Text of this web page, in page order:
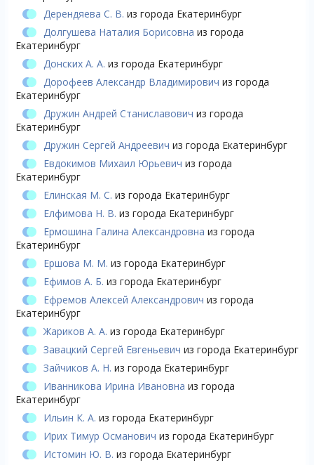
Дерендяева С. В. из города Екатеринбург
Долгушева Наталия Борисовна из города
Екатеринбург
Донских А. А. из города Екатеринбург
Дорофеев Александр Владимирович из города
Екатеринбург
Дружин Андрей Станиславович из города
Екатеринбург
Дружин Сергей Андреевич из города Екатеринбург
Евдокимов Михаил Юрьевич из города
Екатеринбург
Елинская М. С. из города Екатеринбург
Елфимова Н. В. из города Екатеринбург
Ермошина Галина Александровна из города
Екатеринбург
Ершова М. М. из города Екатеринбург
Ефимов А. Б. из города Екатеринбург
Ефремов Алексей Александрович из города
Екатеринбург
Жариков А. А. из города Екатеринбург
Завацкий Сергей Евгеньевич из города Екатеринбург
Зайчиков А. Н. из города Екатеринбург
Иванникова Ирина Ивановна из города
Екатеринбург
Ильин К. А. из города Екатеринбург
Ирих Тимур Османович из города Екатеринбург
Истомин Ю. В. из города Екатеринбург